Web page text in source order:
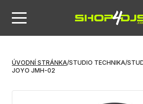
ÚVODNÍ STRÁNKA/STUDIO TECHNIKA/
JOYO JMH-02